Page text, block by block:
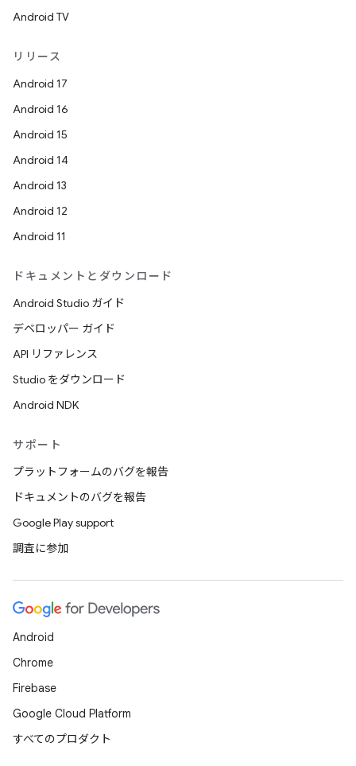
Android TV
リリース
Android 17
Android 16
Android 15
Android 14
Android 13
Android 12
Android 11
ドキュメントとダウンロード
Android Studio ガイド
デベロッパー ガイド
API リファレンス
Studio をダウンロード
Android NDK
サポート
プラットフォームのバグを報告
ドキュメントのバグを報告
Google Play support
調査に参加
Android
Chrome
Firebase
Google Cloud Platform
すべてのプロダクト